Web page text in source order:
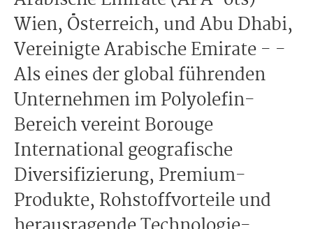
Wien, Österreich, und Abu Dhabi,
Vereinigte Arabische Emirate - -
Als eines der global führenden
Unternehmen im Polyolefin-
Bereich vereint Borouge
International geografische
Diversifizierung, Premium-
Produkte, Rohstoffvorteile und